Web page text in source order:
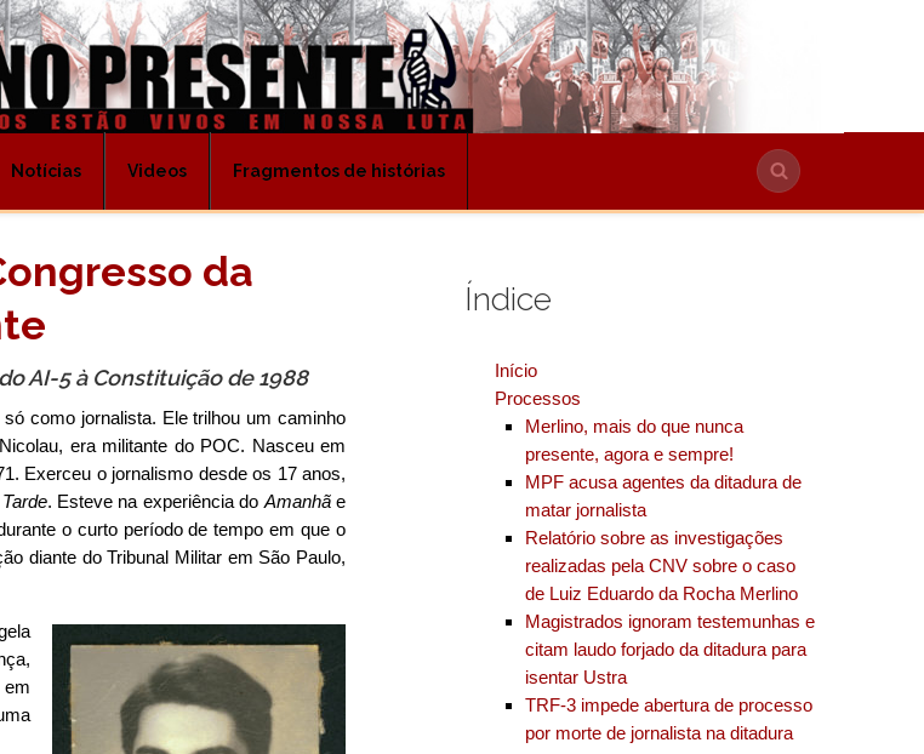
Notícias Videos Fragmentos de histórias
da
AI-5 à Constituição de 1988
como jornalista. Ele trilhou um caminho
era militante do POC. Nasceu em
Exerceu o jornalismo desde os 17 anos,
. Esteve na experiência do Amanhãe
o curto período de tempo em que o
diante do Tribunal Militar em São Paulo,
Índice
Início
Processos
Merlino, mais do que nunca
presente, agora e sempre!
MPF acusa agentes da ditadura de
matar jornalista
Relatório sobre as investigações
realizadas pela CNV sobre o caso
de Luiz Eduardo da Rocha Merlino
Magistrados ignoram testemunhas e
citam laudo forjado da ditadura para
isentar Ustra
TRF-3 impede abertura de processo
por morte de jornalista na ditadura